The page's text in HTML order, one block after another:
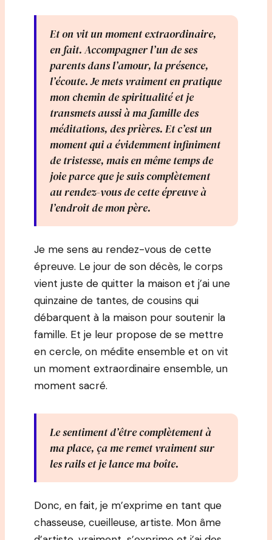
Et on vit un moment extraordinaire,
en fait. Accompagner l’un de ses
parents dans l’amour, la présence,
l’écoute. Je mets vraiment en pratique
mon chemin de spiritualité et je
transmets aussi à ma famille des
méditations, des prières. Et c’est un
moment qui a évidemment infiniment
de tristesse, mais en même temps de
joie parce que je suis complètement
au rendez-vous de cette épreuve à
l’endroit de mon père.
Je me sens au rendez-vous de cette
épreuve. Le jour de son décès, le corps
vient juste de quitter la maison et j’ai une
quinzaine de tantes, de cousins qui
débarquent à la maison pour soutenir la
famille. Et je leur propose de se mettre
en cercle, on médite ensemble et on vit
un moment extraordinaire ensemble, un
moment sacré.
Le sentiment d’être complètement à
ma place, ça me remet vraiment sur
les rails et je lance ma boîte.
Donc, en fait, je m’exprime en tant que
chasseuse, cueilleuse, artiste. Mon âme